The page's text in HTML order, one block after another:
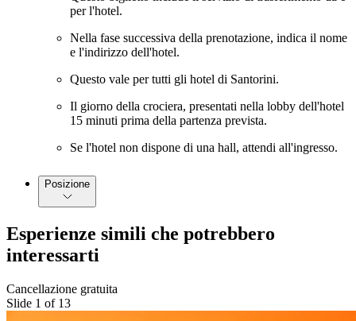
per l'hotel.
Nella fase successiva della prenotazione, indica il nome
e l'indirizzo dell'hotel.
Questo vale per tutti gli hotel di Santorini.
Il giorno della crociera, presentati nella lobby dell'hotel
15 minuti prima della partenza prevista.
Se l'hotel non dispone di una hall, attendi all'ingresso.
Posizione
Esperienze simili che potrebbero
interessarti
Cancellazione gratuita
Slide 1 of 13